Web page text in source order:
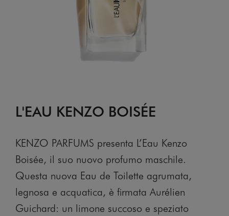
L'EAU KENZO BOISÉE
KENZO PARFUMS presenta L’Eau Kenzo
Boisée, il suo nuovo profumo maschile.
Questa nuova Eau de Toilette agrumata,
legnosa e acquatica, è firmata Aurélien
Guichard: un limone succoso e speziato